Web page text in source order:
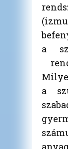
a
a